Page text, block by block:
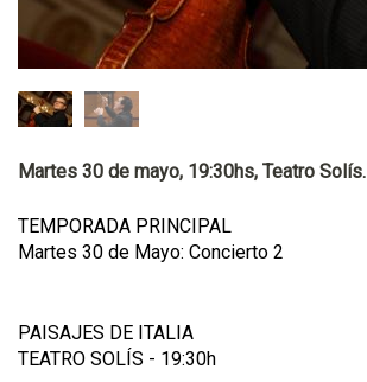
Martes 30 de mayo, 19:30hs, Teatro Solís.
TEMPORADA PRINCIPAL
Martes 30 de Mayo: Concierto 2
PAISAJES DE ITALIA
TEATRO SOLÍS - 19:30h